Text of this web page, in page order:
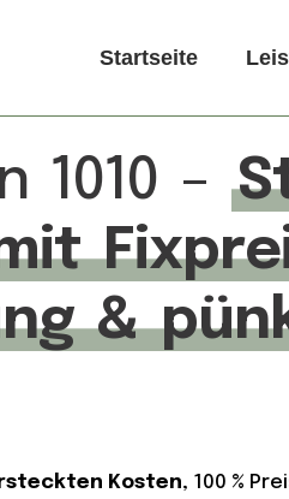
Startseite
1010 –
&
Kosten, 100 %